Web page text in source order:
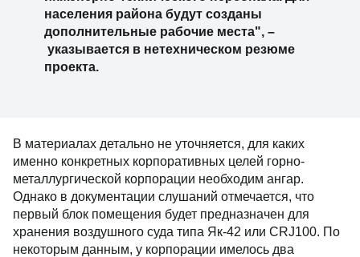
населения района будут созданы
дополнительные рабочие места", –
указывается в нетехническом резюме
проекта.
В материалах детально не уточняется, для каких
именно конкретных корпоративных целей горно-
металлургической корпорации необходим ангар.
Однако в документации слушаний отмечается, что
первый блок помещения будет предназначен для
хранения воздушного суда типа Як-42 или CRJ100. По
некоторым данным, у корпорации имелось два